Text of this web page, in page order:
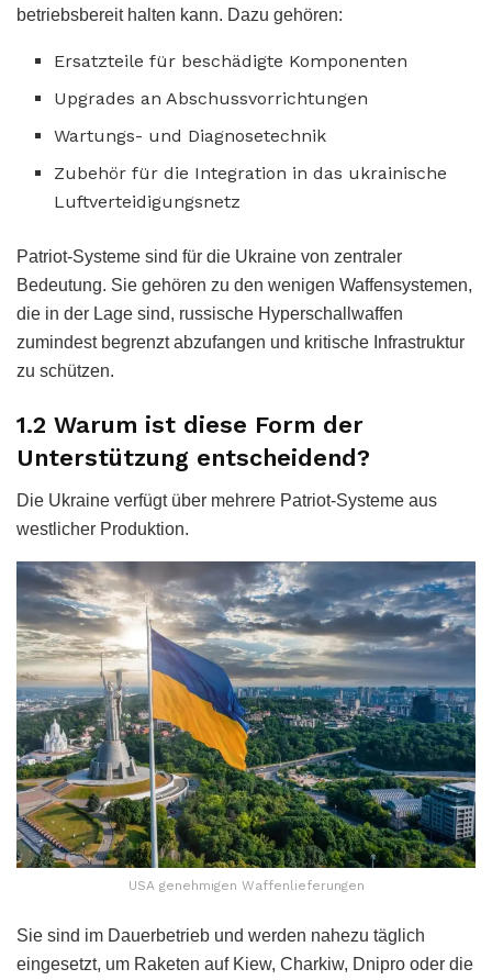
betriebsbereit halten kann. Dazu gehören:
Ersatzteile für beschädigte Komponenten
Upgrades an Abschussvorrichtungen
Wartungs- und Diagnosetechnik
Zubehör für die Integration in das ukrainische
Luftverteidigungsnetz
Patriot-Systeme sind für die Ukraine von zentraler
Bedeutung. Sie gehören zu den wenigen Waffensystemen,
die in der Lage sind, russische Hyperschallwaffen
zumindest begrenzt abzufangen und kritische Infrastruktur
zu schützen.
1.2 Warum ist diese Form der
Unterstützung entscheidend?
Die Ukraine verfügt über mehrere Patriot-Systeme aus
westlicher Produktion.
USA genehmigen Waffenlieferungen
Sie sind im Dauerbetrieb und werden nahezu täglich
eingesetzt, um Raketen auf Kiew, Charkiw, Dnipro oder die